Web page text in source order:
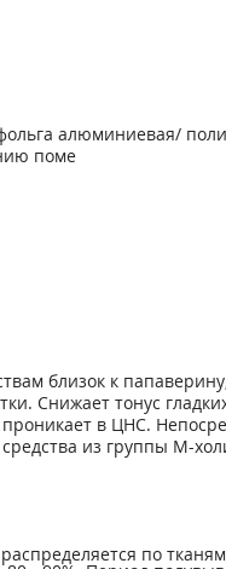
алюминиевая/
поме
близок к
Снижает тонус
в ЦНС.
из группы М-
по